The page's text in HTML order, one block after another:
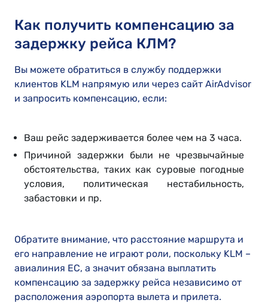
Как получить компенсацию за
задержку рейса КЛМ?
Вы можете обратиться в службу поддержки
клиентов KLM напрямую или через сайт AirAdvisor
и запросить компенсацию, если:
Ваш рейс задерживается более чем на 3 часа.
Причиной задержки были не чрезвычайные
обстоятельства, таких как суровые погодные
условия, политическая нестабильность,
забастовки и пр.
Обратите внимание, что расстояние маршрута и
его направление не играют роли, поскольку KLM –
авиалиния ЕС, а значит обязана выплатить
компенсацию за задержку рейса независимо от
расположения аэропорта вылета и прилета.